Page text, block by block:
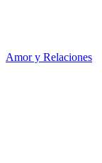
Amor y Relaciones